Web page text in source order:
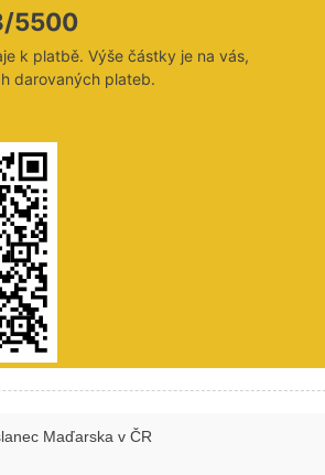
5500
k platbě. Výše částky je na vás,
darovaných plateb.
Maďarska v ČR